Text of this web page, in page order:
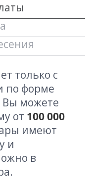
только с
по форме
Вы можете
от 100 000
имеют
и
в